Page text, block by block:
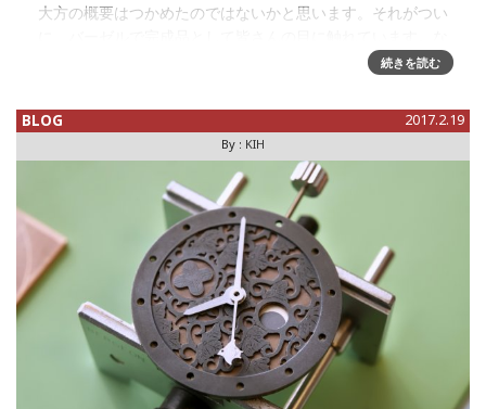
大方の概要はつかめたのではないかと思います。それがつい
んとも言いようのない感動を感じます。モデル名は「朔
続きを読む
BLOG 2017.2.19
By : KIH